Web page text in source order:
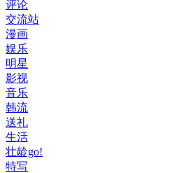
评论
交流站
漫画
娱乐
明星
影视
音乐
韩流
送礼
生活
壮龄go!
特写